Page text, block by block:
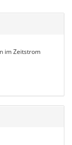
im Zeitstrom